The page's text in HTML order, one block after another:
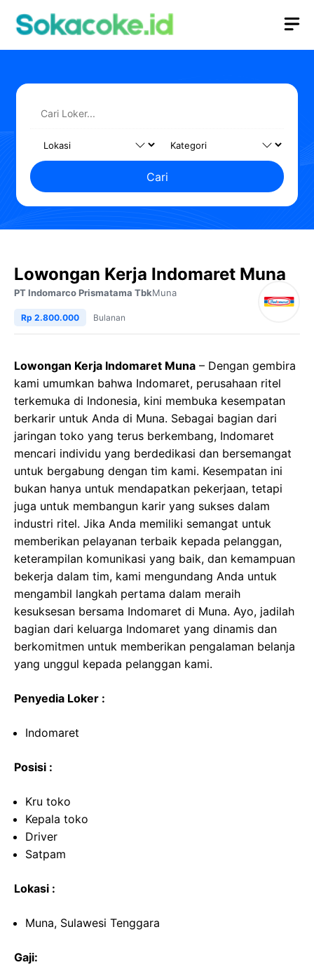
Cari
Lowongan Kerja Indomaret Muna
PT Indomarco Prismatama TbkMuna
Rp 2.800.000 Bulanan
Lowongan Kerja Indomaret Muna – Dengan gembira
kami umumkan bahwa Indomaret, perusahaan ritel
terkemuka di Indonesia, kini membuka kesempatan
berkarir untuk Anda di Muna. Sebagai bagian dari
jaringan toko yang terus berkembang, Indomaret
mencari individu yang berdedikasi dan bersemangat
untuk bergabung dengan tim kami. Kesempatan ini
bukan hanya untuk mendapatkan pekerjaan, tetapi
juga untuk membangun karir yang sukses dalam
industri ritel. Jika Anda memiliki semangat untuk
memberikan pelayanan terbaik kepada pelanggan,
keterampilan komunikasi yang baik, dan kemampuan
bekerja dalam tim, kami mengundang Anda untuk
mengambil langkah pertama dalam meraih
kesuksesan bersama Indomaret di Muna. Ayo, jadilah
bagian dari keluarga Indomaret yang dinamis dan
berkomitmen untuk memberikan pengalaman belanja
yang unggul kepada pelanggan kami.
Penyedia Loker :
Indomaret
Posisi :
Kru toko
Kepala toko
Driver
Satpam
Lokasi :
Muna, Sulawesi Tenggara
Gaji: